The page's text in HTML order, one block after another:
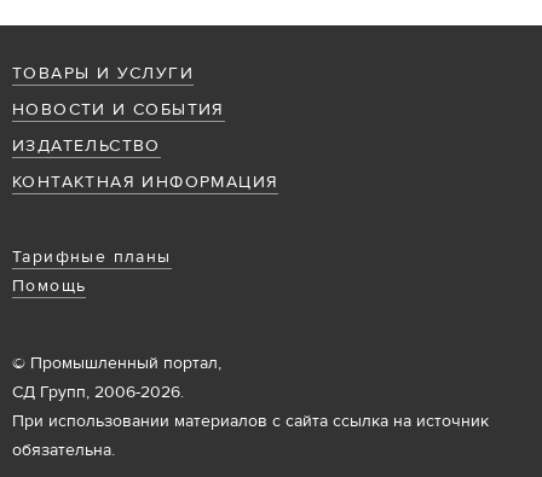
ТОВАРЫ И УСЛУГИ
НОВОСТИ И СОБЫТИЯ
ИЗДАТЕЛЬСТВО
КОНТАКТНАЯ ИНФОРМАЦИЯ
Тарифные планы
Помощь
© Промышленный портал,
СД Групп, 2006-2026.
При использовании материалов с сайта ссылка на источник
обязательна.